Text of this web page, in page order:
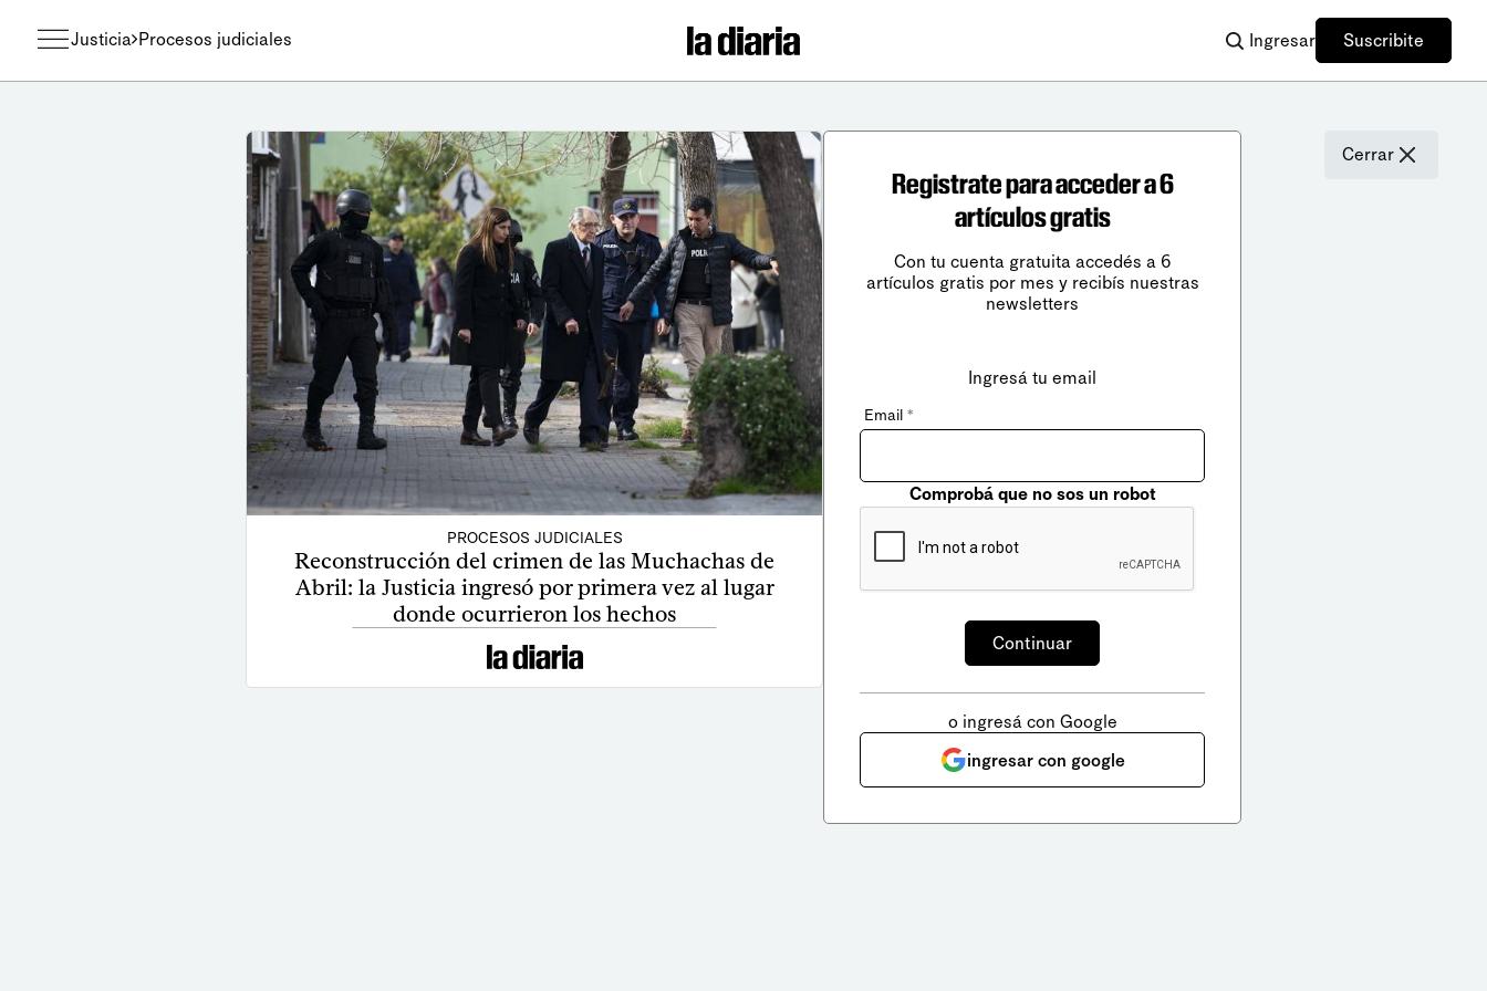
Justicia Procesos judiciales Ingresar Suscribite
PROCESOS JUDICIALES
Reconstrucción del crimen de las Muchachas de
Abril: la Justicia ingresó por primera vez al lugar
donde ocurrieron los hechos
Cerrar
Registrate para acceder a 6
artículos gratis
Con tu cuenta gratuita accedés a 6
artículos gratis por mes y recibís nuestras
newsletters
Ingresá tu email
Email *
Comprobá que no sos un robot
o ingresá con Google
ingresar con google